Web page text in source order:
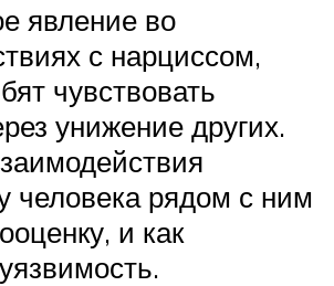
явление во
с нарциссом,
чувствовать
унижение других.
человека рядом с ним
и как